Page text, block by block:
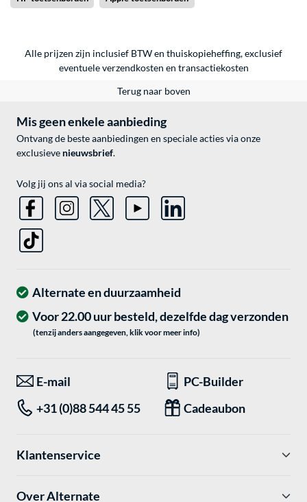
Alle prijzen zijn inclusief BTW en thuiskopieheffing, exclusief
eventueleverzendkosten en transactiekosten
Terug naar boven
Mis geen enkele aanbieding
Ontvang de beste aanbiedingen en speciale acties via onze
exclusieve nieuwsbrief.
Volg jij ons al via social media?
Alternate en duurzaamheid
Voor 22.00 uur besteld, dezelfde dag verzonden
(tenzij anders aangegeven, klik voor meer info)
E-mail
PC-Builder
+31 (0)88 544 45 55
Cadeaubon
Klantenservice
Over Alternate